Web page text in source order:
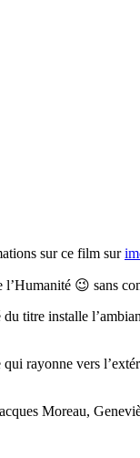
sur ce film sur
😉 sans
titre installe
rayonne vers
Moreau,